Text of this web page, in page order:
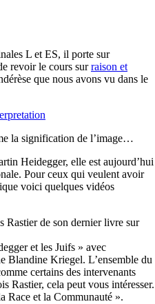
L et ES, il porte sur
revoir le cours surraison et
que nous avons vu dans le
la signification de l’image…
Heidegger, elle est aujourd’hui
Pour ceux qui veulent avoir
voici quelques vidéos
Rastier de son dernier livre sur
et les Juifs » avec
Blandine Kriegel. L’ensemble du
certains des intervenants
Rastier, cela peut vous intéresser.
Race et la Communauté ».